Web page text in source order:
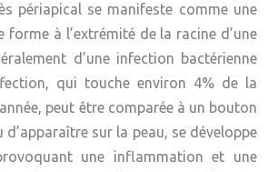
périapical se manifeste comme une
forme à l’extrémité de la racine d’une
d’une infection bactérienne
qui touche environ 4% de la
peut être comparée à un bouton
d’apparaître sur la peau, se développe
une inflammation et une